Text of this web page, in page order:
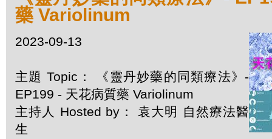
藥 Variolinum
2023-09-13
主題 Topic： 《靈丹妙藥的同類療法》-
EP199 - 天花病質藥 Variolinum
主持人 Hosted by： 袁大明 自然療法醫
生